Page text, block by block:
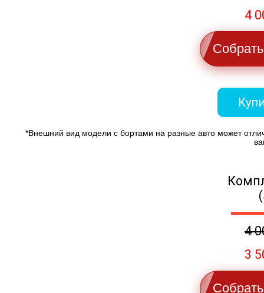
4
*Внешний вид модели с бортами на разные авто может
4
3